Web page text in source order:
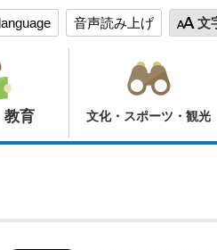
音声読み上げ 文
教育 文化・スポーツ・観光